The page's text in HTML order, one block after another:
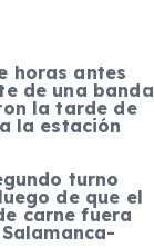
horas antes
de una banda
la tarde de
la estación
turno
de que el
carne fuera